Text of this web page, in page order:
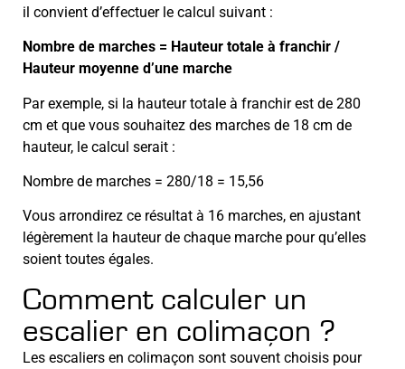
il convient d’effectuer le calcul suivant :
Nombre de marches = Hauteur totale à franchir /
Hauteur moyenne d’une marche
Par exemple, si la hauteur totale à franchir est de 280
cm et que vous souhaitez des marches de 18 cm de
hauteur, le calcul serait :
Nombre de marches = 280/18 = 15,56
Vous arrondirez ce résultat à 16 marches, en ajustant
légèrement la hauteur de chaque marche pour qu’elles
soient toutes égales.
Comment calculer un
escalier en colimaçon ?
Les escaliers en colimaçon sont souvent choisis pour